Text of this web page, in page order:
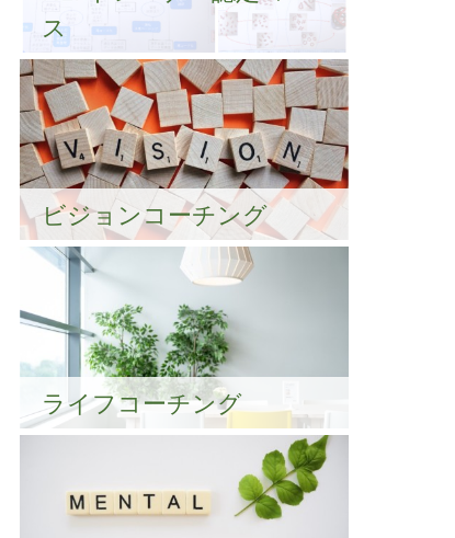
ス
ビジョンコーチング
ライフコーチング